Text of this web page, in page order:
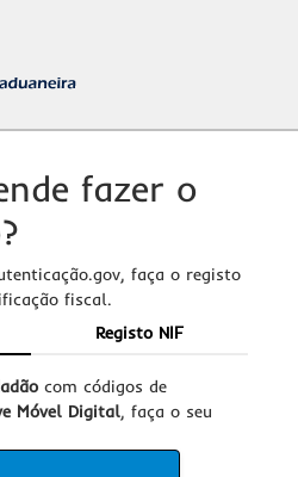
fazer o
faça o registo
fiscal.
Registo NIF
com códigos de
Móvel Digital, faça o seu